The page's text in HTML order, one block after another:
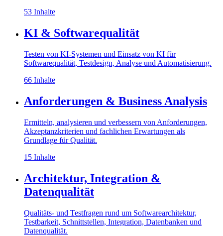
53 Inhalte
KI & Softwarequalität
Testen von KI-Systemen und Einsatz von KI für
Softwarequalität, Testdesign, Analyse und Automatisierung.
66 Inhalte
Anforderungen & Business Analysis
Ermitteln, analysieren und verbessern von Anforderungen,
Akzeptanzkriterien und fachlichen Erwartungen als
Grundlage für Qualität.
15 Inhalte
Architektur, Integration &
Datenqualität
Qualitäts- und Testfragen rund um Softwarearchitektur,
Testbarkeit, Schnittstellen, Integration, Datenbanken und
Datenqualität.